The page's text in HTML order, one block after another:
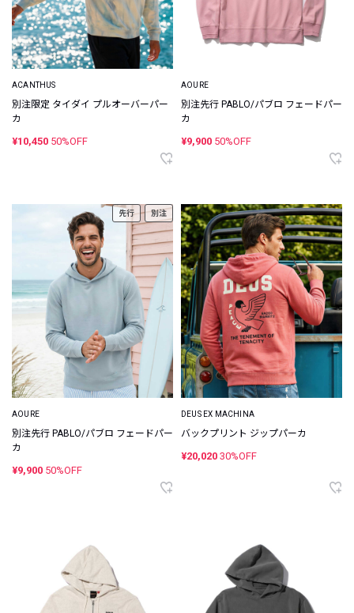
ACANTHUS
別注限定 タイダイ プルオーバーパー
カ
¥10,450 50%OFF
AOURE
別注先行 PABLO/パブロ フェードパー
カ
¥9,900 50%OFF
先行 別注
AOURE
別注先行 PABLO/パブロ フェードパー
カ
¥9,900 50%OFF
DEUS EX MACHINA
バックプリント ジップパーカ
¥20,020 30%OFF